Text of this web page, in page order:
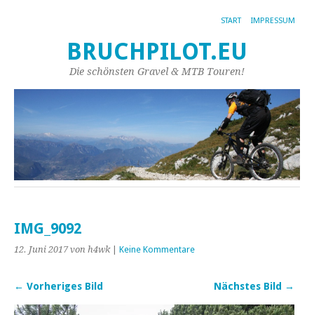
START IMPRESSUM
BRUCHPILOT.EU
Die schönsten Gravel & MTB Touren!
IMG_9092
12. Juni 2017 von h4wk| Keine Kommentare
← Vorheriges Bild Nächstes Bild →